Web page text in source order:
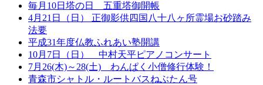
毎月10日塔の日 五重塔御開帳
4月21日（日） 正御影供四国八十八ヶ所霊場お砂踏み
法要
平成31年度仏教ふれあい塾開講
10月7日（日） 中村天平ピアノコンサート
7月26(木)～28(土) わんぱく小僧修行体験！
青森市シャトル・ルートバスねぶたん号